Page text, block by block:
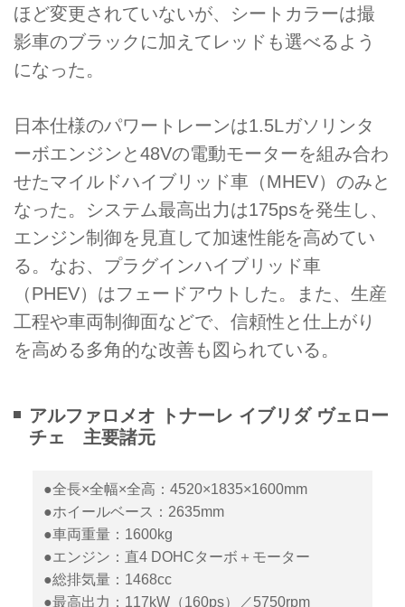
ほど変更されていないが、シートカラーは撮
影車のブラックに加えてレッドも選べるよう
になった。
日本仕様のパワートレーンは1.5Lガソリンタ
ーボエンジンと48Vの電動モーターを組み合わ
せたマイルドハイブリッド車（MHEV）のみと
なった。システム最高出力は175psを発生し、
エンジン制御を見直して加速性能を高めてい
る。なお、プラグインハイブリッド車
（PHEV）はフェードアウトした。また、生産
工程や車両制御面などで、信頼性と仕上がり
を高める多角的な改善も図られている。
アルファロメオ トナーレ イブリダ ヴェロー
チェ 主要諸元
●全長×全幅×全高：4520×1835×1600mm
●ホイールベース：2635mm
●車両重量：1600kg
●エンジン：直4 DOHCターボ＋モーター
●総排気量：1468cc
●最高出力：117kW（160ps）／5750rpm